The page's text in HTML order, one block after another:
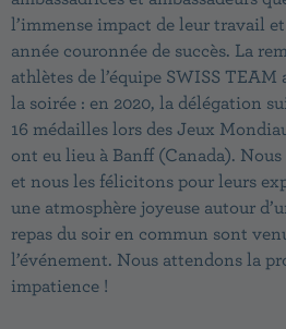
l’immense impact de leur travail
année couronnée de succès. La
athlètes de l’équipe SWISS
la soirée : en 2020, la délégation
16 médailles lors des Jeux
ont eu lieu à Banff (Canada).
et nous les félicitons pour leurs
une atmosphère joyeuse autour
repas du soir en commun sont
l’événement. Nous attendons la
impatience !